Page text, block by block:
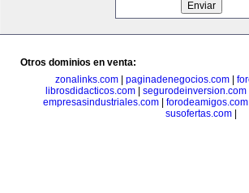
Otros dominios en venta:
zonalinks.com| paginadenegocios.com|
librosdidacticos.com| segurodeinversion.com
empresasindustriales.com| forodeamigos.com
susofertas.com